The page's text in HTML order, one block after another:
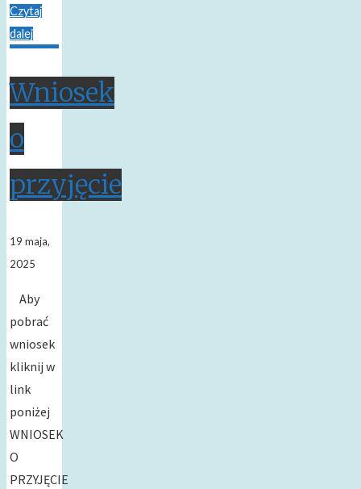
Czytaj
dalej
Wniosek
o
przyjęcie
19 maja,
2025
Aby
pobrać
wniosek
kliknij w
link
poniżej
WNIOSEK
O
PRZYJĘCIE